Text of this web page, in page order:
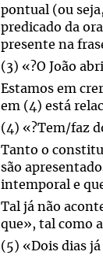
pontual (ou
predicado da
presente na
(3) «?O João
Estamos em
em (4) está
(4) «?Tem/faz
Tanto o
são
intemporal e
Tal já não
que», tal como
(5) «Dois dias